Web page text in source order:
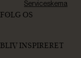
Serviceskema
FØLG OS
BLIV INSPIRERET